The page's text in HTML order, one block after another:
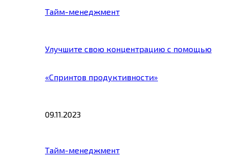
Тайм-менеджмент
Улучшите свою концентрацию с помощью
«Спринтов продуктивности»
09.11.2023
Тайм-менеджмент